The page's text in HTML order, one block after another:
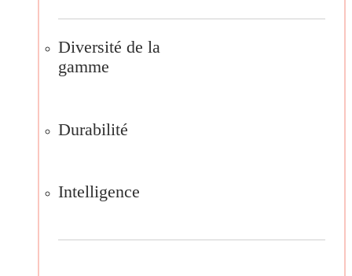
Diversité de la
gamme
Durabilité
Intelligence